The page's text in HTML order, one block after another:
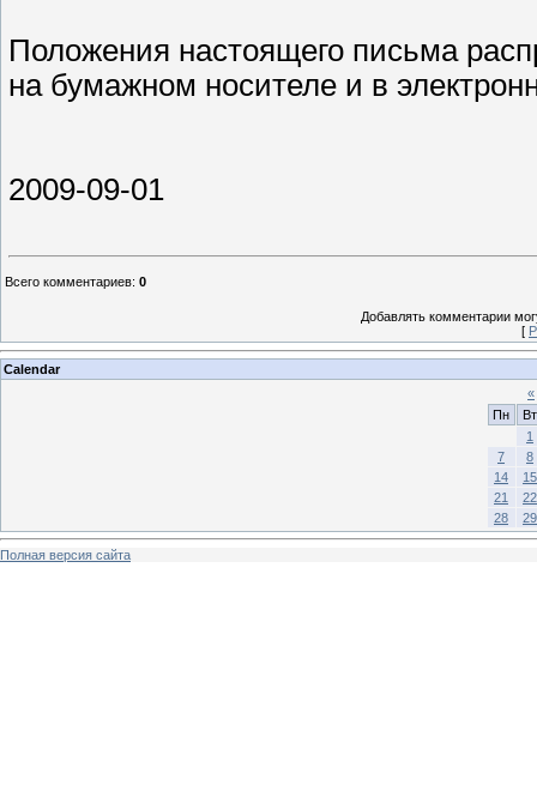
Положения настоящего письма
на бумажном носителе и в
2009-09-01
Всего комментариев: 0
Добавлять комментарии
[
Calendar
«
Пн
Вт
1
7
8
14
15
21
22
28
29
Полная версия сайта